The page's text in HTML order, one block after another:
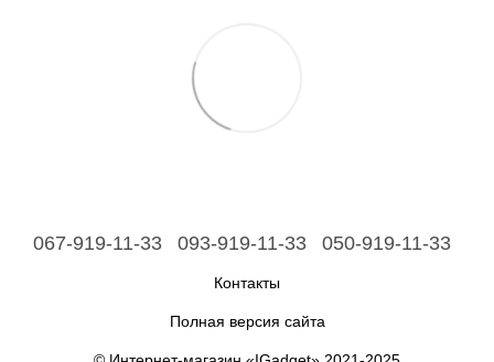
067-919-11-33 093-919-11-33 050-919-11-33
Контакты
Полная версия сайта